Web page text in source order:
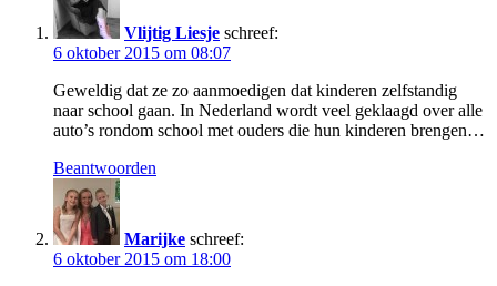
Vlijtig Liesje schreef:
6 oktober 2015 om 08:07
Geweldig dat ze zo aanmoedigen dat kinderen zelfstandig
naar school gaan. In Nederland wordt veel geklaagd over alle
auto’s rondom school met ouders die hun kinderen brengen…
Beantwoorden
Marijke schreef:
6 oktober 2015 om 18:00